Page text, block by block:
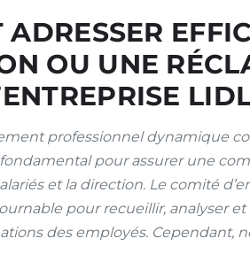
OU UNE
professionnel dynamique
pour assurer une
et la direction. Le comité
pour recueillir, analyser
des employés. Cependant,